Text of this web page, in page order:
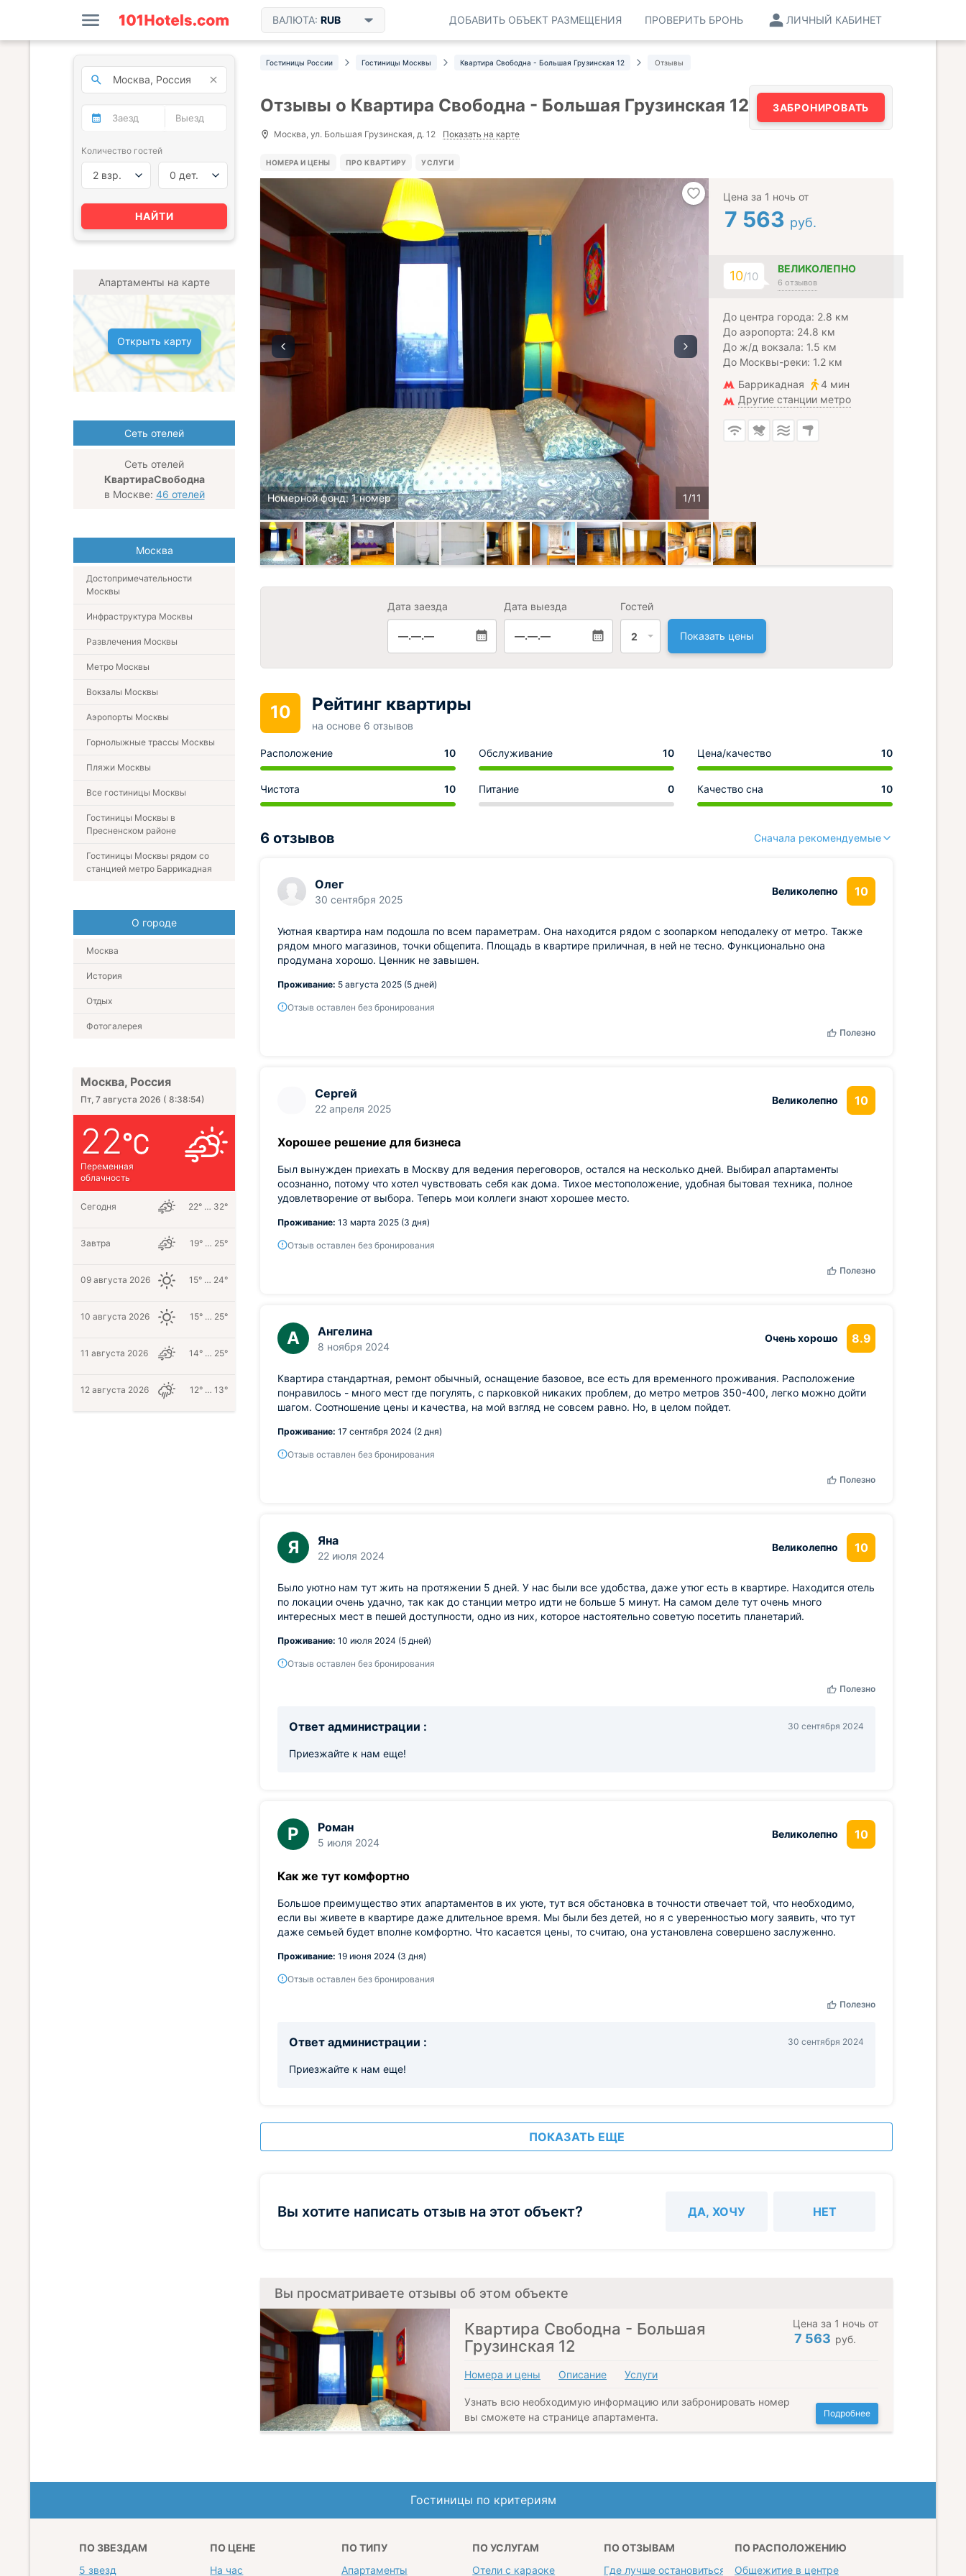
ВАЛЮТА: RUB ЛИЧНЫЙ КАБИНЕТ
ПРОВЕРИТЬ БРОНЬ
ДОБАВИТЬ ОБЪЕКТ РАЗМЕЩЕНИЯ
Гостиницы России Гостиницы Москвы Квартира Свободна - Большая Грузинская 12 Отзывы
Отзывы о Квартира Свободна - Большая Грузинская 12
Москва, ул. Большая Грузинская, д. 12 Показать на карте
ЗАБРОНИРОВАТЬ
НОМЕРА И ЦЕНЫ ПРО КВАРТИРУ УСЛУГИ
Номерной фонд: 1 номер
Цена за 1 ночь от
7 563 руб.
10/10
ВЕЛИКОЛЕПНО
6 отзывов
До центра города: 2.8 км
До аэропорта: 24.8 км
До ж/д вокзала: 1.5 км
До Москвы-реки: 1.2 км
Баррикадная
4 мин
Другие станции метро
Дата заезда
—.—.—
Дата выезда
—.—.—
Гостей
2 Показать цены
10 Рейтинг квартиры
на основе 6 отзывов
Расположение 10 Обслуживание 10 Цена/качество 10
Чистота 10 Питание 0 Качество сна 10
6 отзывов Сначала рекомендуемые
Олег
30 сентября 2025
Великолепно 10
Уютная квартира нам подошла по всем параметрам. Она находится рядом с зоопарком неподалеку от метро. Также
рядом много магазинов, точки общепита. Площадь в квартире приличная, в ней не тесно. Функционально она
продумана хорошо. Ценник не завышен.
Проживание: 5 августа 2025 (5 дней)
Отзыв оставлен без бронирования
Полезно
Сергей
22 апреля 2025
Великолепно 10
Хорошее решение для бизнеса
Был вынужден приехать в Москву для ведения переговоров, остался на несколько дней. Выбирал апартаменты
осознанно, потому что хотел чувствовать себя как дома. Тихое местоположение, удобная бытовая техника, полное
удовлетворение от выбора. Теперь мои коллеги знают хорошее место.
Проживание: 13 марта 2025 (3 дня)
Отзыв оставлен без бронирования
Полезно
А Ангелина
8 ноября 2024
Очень хорошо 8.9
Квартира стандартная, ремонт обычный, оснащение базовое, все есть для временного проживания. Расположение
понравилось - много мест где погулять, с парковкой никаких проблем, до метро метров 350-400, легко можно дойти
шагом. Соотношение цены и качества, на мой взгляд не совсем равно. Но, в целом пойдет.
Проживание: 17 сентября 2024 (2 дня)
Отзыв оставлен без бронирования
Полезно
Я Яна
22 июля 2024
Великолепно 10
Было уютно нам тут жить на протяжении 5 дней. У нас были все удобства, даже утюг есть в квартире. Находится отель
по локации очень удачно, так как до станции метро идти не больше 5 минут. На самом деле тут очень много
интересных мест в пешей доступности, одно из них, которое настоятельно советую посетить планетарий.
Проживание: 10 июля 2024 (5 дней)
Отзыв оставлен без бронирования
Полезно
Ответ администрации : 30 сентября 2024
Приезжайте к нам еще!
Р Роман
5 июля 2024
Великолепно 10
Как же тут комфортно
Большое преимущество этих апартаментов в их уюте, тут вся обстановка в точности отвечает той, что необходимо,
если вы живете в квартире даже длительное время. Мы были без детей, но я с уверенностью могу заявить, что тут
даже семьей будет вполне комфортно. Что касается цены, то считаю, она установлена совершено заслуженно.
Проживание: 19 июня 2024 (3 дня)
Отзыв оставлен без бронирования
Полезно
Ответ администрации : 30 сентября 2024
Приезжайте к нам еще!
ПОКАЗАТЬ ЕЩЕ
Вы хотите написать отзыв на этот объект? ДА, ХОЧУ НЕТ
Вы просматриваете отзывы об этом объекте
Цена за 1 ночь от
7 563 руб.
Квартира Свободна - Большая
Грузинская 12
Номера и цены Описание Услуги
Узнать всю необходимую информацию или забронировать номер
вы сможете на странице апартамента.
Подробнее
Количество гостей
2 взр. 0 дет.
НАЙТИ
Апартаменты на карте
Открыть карту
Сеть отелей
Сеть отелей
КвартираСвободна
в Москве: 46 отелей
Москва
Достопримечательности
Москвы
Инфраструктура Москвы
Развлечения Москвы
Метро Москвы
Вокзалы Москвы
Аэропорты Москвы
Горнолыжные трассы Москвы
Пляжи Москвы
Все гостиницы Москвы
Гостиницы Москвы в
Пресненском районе
Гостиницы Москвы рядом со
станцией метро Баррикадная
О городе
Москва
История
Отдых
Фотогалерея
Москва, Россия
Пт, 7 августа 2026 ( 8:38:55)
22
Переменная
облачность
Сегодня 22° … 32°
Завтра 19° … 25°
09 августа 2026 15° … 24°
10 августа 2026 15° … 25°
11 августа 2026 14° … 25°
12 августа 2026 12° … 13°
Гостиницы по критериям
ПО ЗВЕЗДАМ
5 звезд
ПО ЦЕНЕ
На час
ПО ТИПУ
Апартаменты
ПО УСЛУГАМ
Отели с караоке
ПО ОТЗЫВАМ
Где лучше остановиться
ПО РАСПОЛОЖЕНИЮ
Общежитие в центре